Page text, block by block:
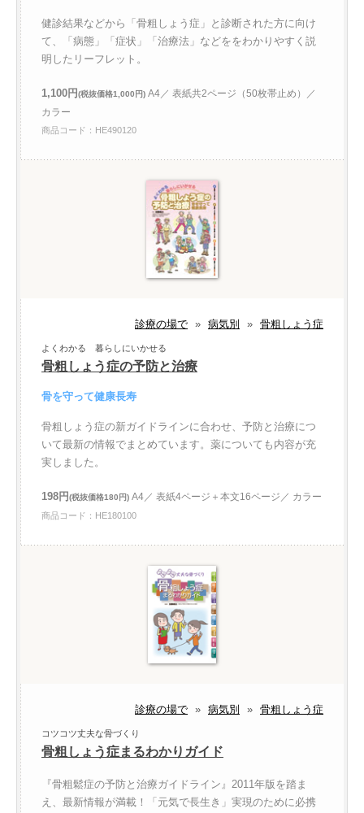
健診結果などから「骨粗しょう症」と診断された方に向け
て、「病態」「症状」「治療法」などををわかりやすく説
明したリーフレット。
1,100円(税抜価格1,000円) A4／ 表紙共2ページ（50枚帯止め）／
カラー
商品コード：HE490120
診療の場で » 病気別 » 骨粗しょう症
よくわかる 暮らしにいかせる
骨粗しょう症の予防と治療
骨を守って健康長寿
骨粗しょう症の新ガイドラインに合わせ、予防と治療につ
いて最新の情報でまとめています。薬についても内容が充
実しました。
198円(税抜価格180円) A4／ 表紙4ページ＋本文16ページ／ カラー
商品コード：HE180100
診療の場で » 病気別 » 骨粗しょう症
コツコツ丈夫な骨づくり
骨粗しょう症まるわかりガイド
『骨粗鬆症の予防と治療ガイドライン』2011年版を踏ま
え、最新情報が満載！「元気で長生き」実現のために必携